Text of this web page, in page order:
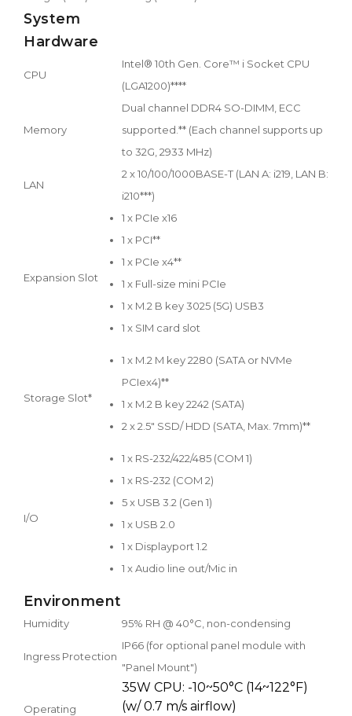
System
Hardware
CPU
Intel® 10th Gen. Core™ i Socket CPU
(LGA1200)****
Memory
Dual channel DDR4 SO-DIMM, ECC
supported.** (Each channel supports up
to 32G, 2933 MHz)
LAN
2 x 10/100/1000BASE-T (LAN A: i219, LAN B:
i210***)
Expansion Slot
1 x PCIe x16
1 x PCI**
1 x PCIe x4**
1 x Full-size mini PCIe
1 x M.2 B key 3025 (5G) USB3
1 x SIM card slot
Storage Slot*
1 x M.2 M key 2280 (SATA or NVMe
PCIex4)**
1 x M.2 B key 2242 (SATA)
2 x 2.5" SSD/ HDD (SATA, Max. 7mm)**
I/O
1 x RS-232/422/485 (COM 1)
1 x RS-232 (COM 2)
5 x USB 3.2 (Gen 1)
1 x USB 2.0
1 x Displayport 1.2
1 x Audio line out/Mic in
Environment
Humidity 95% RH @ 40°C, non-condensing
Ingress Protection
IP66 (for optional panel module with
"Panel Mount")
Operating
35W CPU: -10~50°C (14~122°F)
(w/ 0.7 m/s airflow)